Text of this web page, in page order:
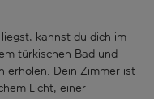
kannst du dich im
türkischen Bad und
erholen. Dein Zimmer ist
Licht, einer